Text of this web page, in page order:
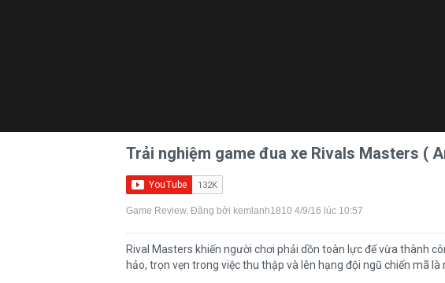
Trải nghiệm game đua xe Rivals Masters (
Game Review, Đăng bởi kemlanh1810 4/9/16 lúc 10:57
Rival Masters khiến người chơi phải dồn toàn lực để vừa thành
hảo, trọn vẹn trong việc thu thập và lên hạng đội ngũ chiến mã